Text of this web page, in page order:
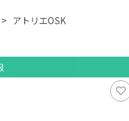
アトリエOSK